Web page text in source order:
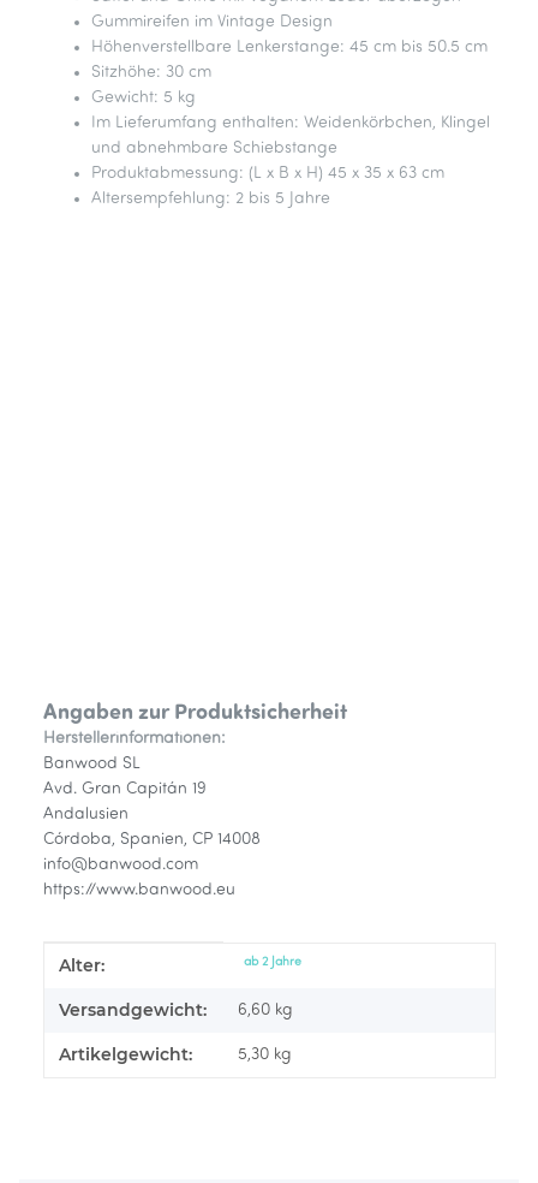
Gummireifen im Vintage Design
Höhenverstellbare Lenkerstange: 45 cm bis 50.5 cm
Sitzhöhe: 30 cm
Gewicht: 5 kg
Im Lieferumfang enthalten: Weidenkörbchen, Klingel
und abnehmbare Schiebstange
Produktabmessung: (L x B x H) 45 x 35 x 63 cm
Altersempfehlung: 2 bis 5 Jahre
Angaben zur Produktsicherheit
Herstellerinformationen:
Banwood SL
Avd. Gran Capitán 19
Andalusien
Córdoba, Spanien, CP 14008
info@banwood.com
https://www.banwood.eu
Produkteigenschaft
Wert
Alter: ab 2 Jahre
Versandgewicht: 6,60 kg
Artikelgewicht: 5,30 kg